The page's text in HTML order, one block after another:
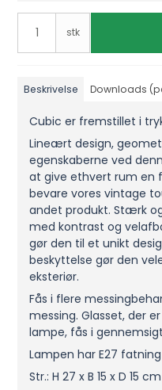
stk
Beskrivelse Downloads
Cubic er fremstillet i
Lineært design,
egenskaberne ved
at give ethvert rum en
bevare vores vintage
andet produkt. Stærk
med kontrast og
gør den til et unikt
beskyttelse gør den
eksteriør.
Fås i flere
messing. Glasset, der
lampe, fås i
Lampen har E27
Str.: H 27 x B 15 x D 15 cm